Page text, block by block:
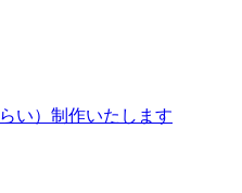
い）制作いたします